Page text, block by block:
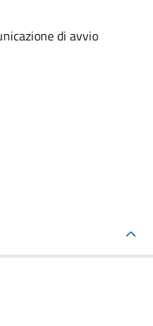
di avvio